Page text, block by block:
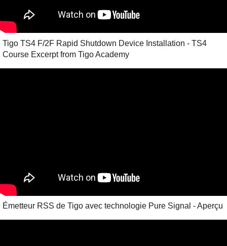
Tigo TS4 F/2F Rapid Shutdown Device Installation - TS4
Course Excerpt from Tigo Academy
Émetteur RSS de Tigo avec technologie Pure Signal - Aperçu